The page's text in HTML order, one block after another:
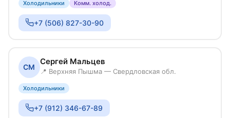
Холодильники Комм. холод.
+7 (506) 827-30-90
СМ
Сергей Мальцев
📍 Верхняя Пышма — Свердловская обл.
Холодильники
+7 (912) 346-67-89